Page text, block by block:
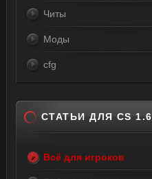
Читы
Моды
cfg
СТАТЬИ ДЛЯ CS 1.6
Всё для игроков